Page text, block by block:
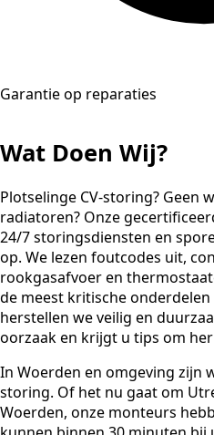
Garantie op reparaties
Wat Doen Wij?
Plotselinge CV-storing? Geen
radiatoren? Onze
24/7 storingsdiensten en
op. We lezen foutcodes uit,
rookgasafvoer en
de meest kritische
herstellen we veilig en
oorzaak en krijgt u tips om
In Woerden en omgeving zijn
storing. Of het nu gaat om
Woerden, onze monteurs